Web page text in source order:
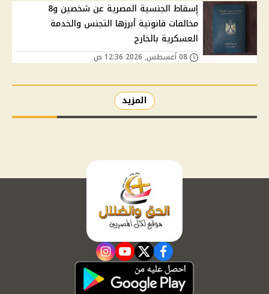
إسقاط الجنسية المصرية عن شخصين و8
مخالفات قانونية أبرزها التجنس والخدمة
العسكرية بالخارج
المزيد
facebook
twitter
youtube
instagram